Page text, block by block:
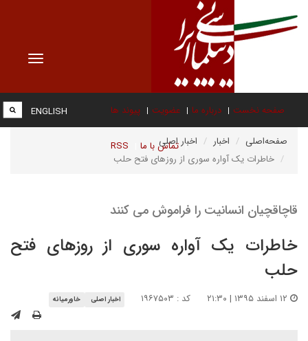
Toggle
صفحه نخست درباره ما عضویت پیوند ها
تماس با ما RSS
ENGLISH
صفحه‌اصلی اخبار
اخبار اصلی
خاطرات یک آواره سوری از روزهای فتح حلب
قاچاقچیان انسانیت را فراموش می کنند
خاطرات یک آواره سوری از روزهای فتح
حلب
کد : ۱۹۶۷۵۰۳ اخبار اصلی خاورمیانه